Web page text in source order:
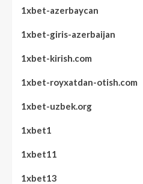
1xbet-azerbaycan
1xbet-giris-azerbaijan
1xbet-kirish.com
1xbet-royxatdan-otish.com
1xbet-uzbek.org
1xbet1
1xbet11
1xbet13